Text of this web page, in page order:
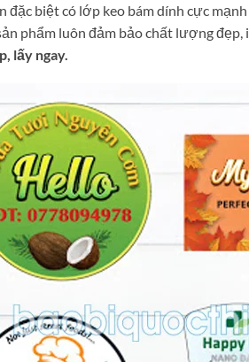
đặc biệt có lớp keo bám dính cực
phẩm luôn đảm bảo chất lượng đẹp,
lấy ngay.